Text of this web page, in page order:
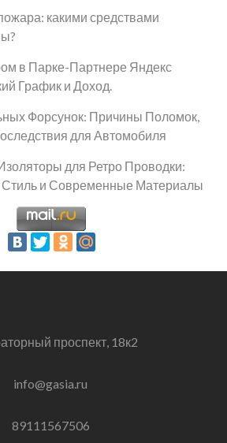
какими средствами
в Парке-Партнере Яндекс
График и Доход.
Форсунок: Причины Поломок,
для Автомобиля
для Ретро Проводки:
Стиль и Современные Материалы
проспект, 18к2
info@gasia.ru
89111567506